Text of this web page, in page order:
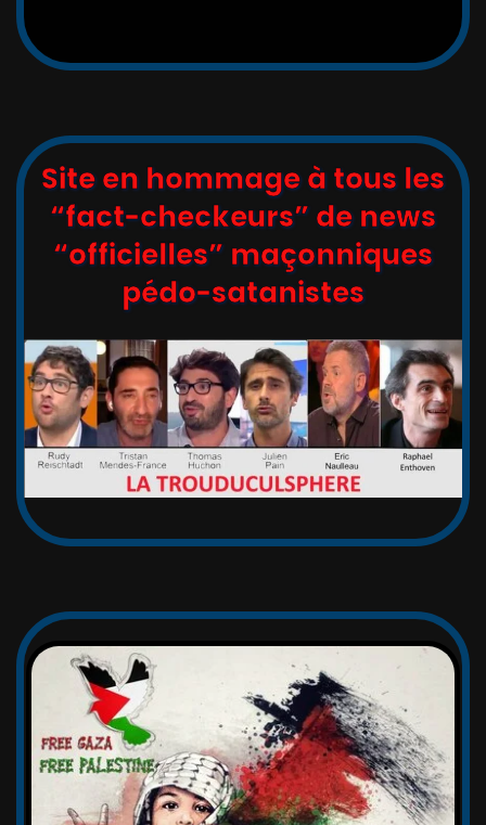
Site en hommage à tous les
“fact-checkeurs” de news
“officielles” maçonniques
pédo-satanistes